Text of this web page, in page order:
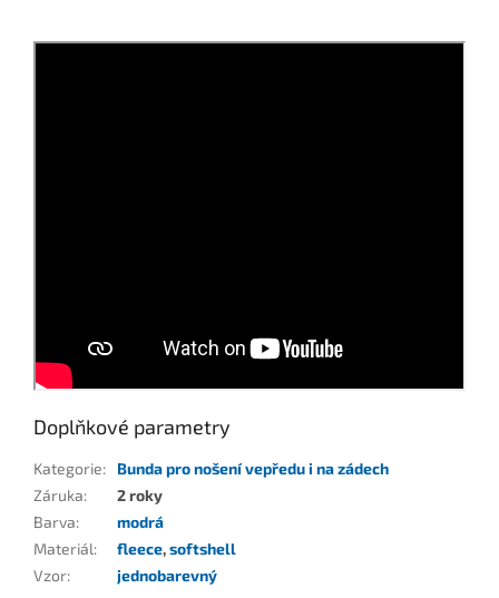
Doplňkové parametry
Kategorie:
Bunda pro nošení vepředu i na zádech
Záruka:
2 roky
Barva:
modrá
Materiál: fleece,softshell
Vzor: jednobarevný